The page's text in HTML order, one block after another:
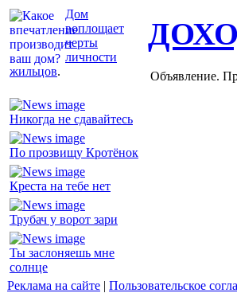
Дом
воплощает
черты
личности
жильцов.
Никогда не сдавайтесь
По прозвищу Кротёнок
Креста на тебе нет
Трубач у ворот зари
Ты заслоняешь мне
солнце
Объявление.
Реклама на сайте | Пользовательское